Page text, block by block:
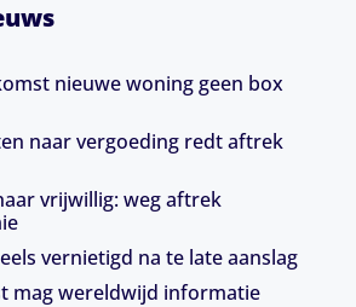
nieuwe woning geen box
naar vergoeding redt aftrek
vrijwillig: weg aftrek
vernietigd na te late aanslag
mag wereldwijd informatie